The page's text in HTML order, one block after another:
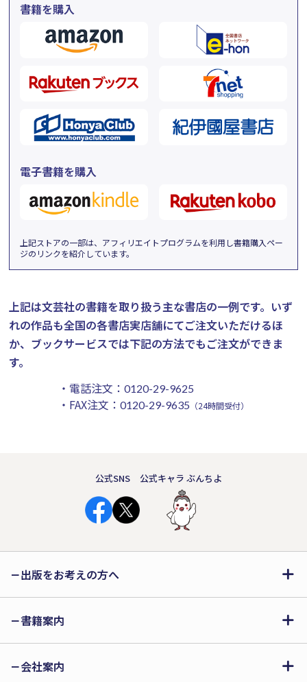
書籍を購入
電子書籍を購入
上記ストアの一部は、アフィリエイトプログラムを利用し書籍購入ペー
ジのリンクを紹介しています。
上記は文芸社の書籍を取り扱う主な書店の一例です。 いず
れの作品も全国の各書店実店舗にてご注文いただけるほ
か、ブックサービスでは下記の方法でもご注文ができま
す。
・電話注文： 0120-29-9625
・FAX注文： 0120-29-9635 （24時間受付）
公式SNS 公式キャラ ぶんちよ
出版をお考えの方へ
書籍案内
会社案内